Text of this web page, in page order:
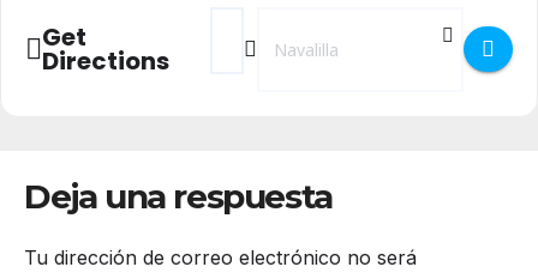
Get
Directions
Address - Fiestas de Nuestra Señora de
Destination Address - Fiestas de
Deja una respuesta
Tu dirección de correo electrónico no será